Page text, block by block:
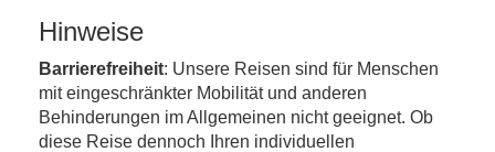
Hinweise
Barrierefreiheit: Unsere Reisen sind für Menschen
mit eingeschränkter Mobilität und anderen
Behinderungen im Allgemeinen nicht geeignet. Ob
diese Reise dennoch Ihren individuellen